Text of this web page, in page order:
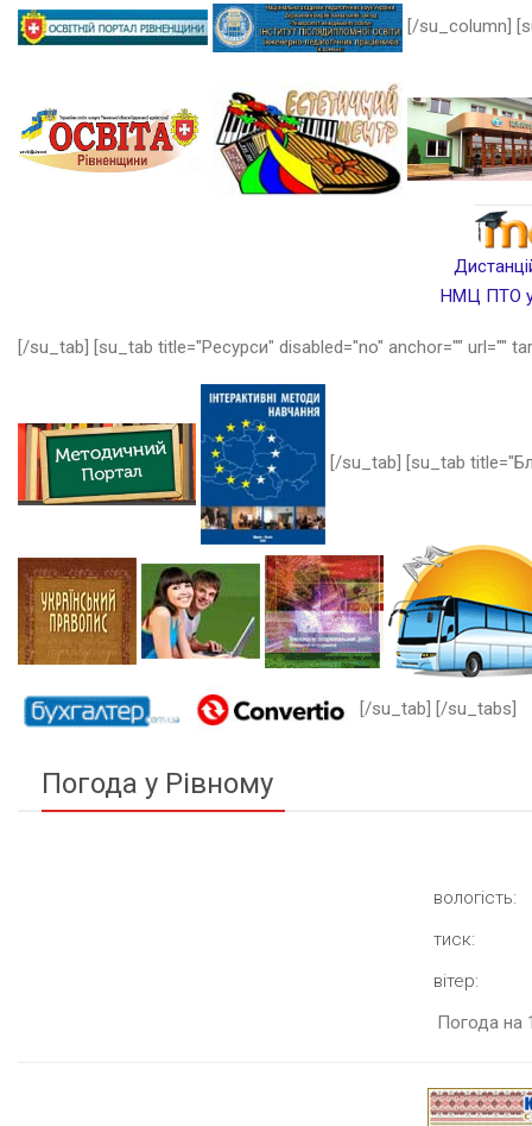
[/su_column]
НМЦ ПТО у
[/su_tab] [su_tab title="Ресурси" disabled="no" anchor="" url=""
[/su_tab] [su_tab
[/su_tab] [/su_tabs]
Погода у Рівному
вологість:
тиск:
вітер:
Погода на